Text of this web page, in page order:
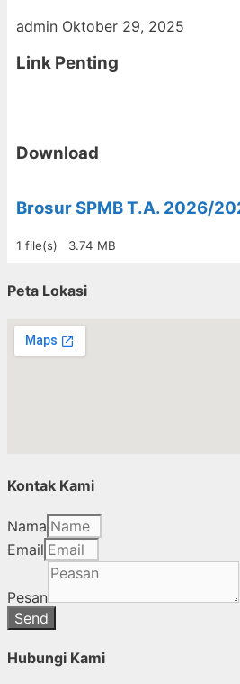
admin Oktober 29, 2025
Link Penting
Download
Brosur SPMB T.A. 2026/
1 file(s) 3.74 MB
Peta Lokasi
Kontak Kami
Nama
Email
Pesan
Send
Hubungi Kami